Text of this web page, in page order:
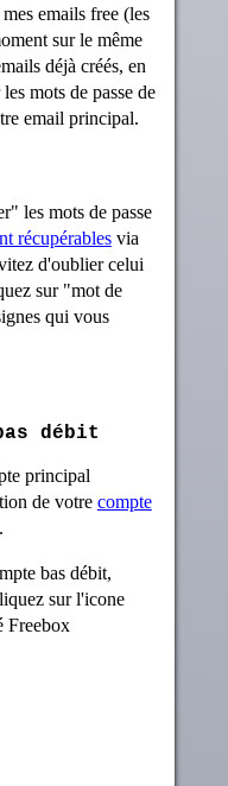
emails free (les
sur le même
déjà créés, en
mots de passe de
email principal.
les mots de passe
récupérablesvia
d'oublier celui
sur "mot de
qui vous
débit
principal
de votre compte
bas débit,
sur l'icone
Freebox